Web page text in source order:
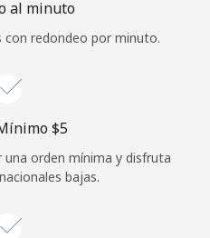
al minuto
con redondeo por minuto.
⁦$5⁩
orden mínima y disfruta
bajas.